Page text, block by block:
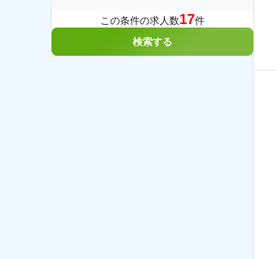
この条件の求人数17件
検索する